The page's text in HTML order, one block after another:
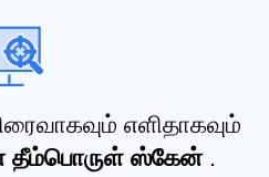
எளிதாகவும்
தீம்பொருள் ஸ்கேன்.